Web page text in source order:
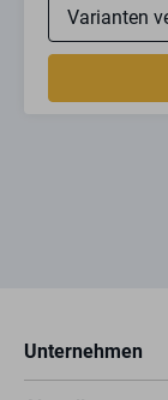
Unternehmen